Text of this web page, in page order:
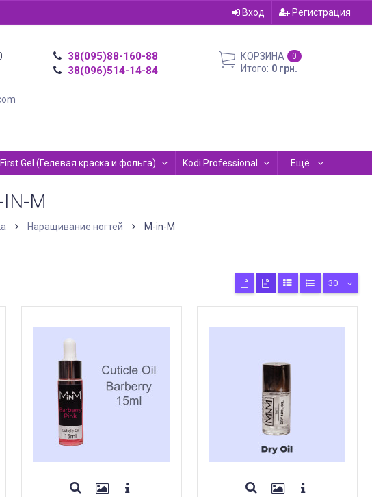
Вход Регистрация
38(095)88-160-88
38(096)514-14-84
КОРЗИНА 0
Итого: 0 грн.
First Gel (Гелевая краска и фольга) Kodi Professional Ещё
IN-M
Наращивание ногтей M-in-M
30